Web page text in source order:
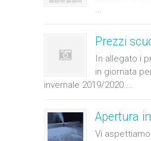
...
Prezzi
In allegato i
in giornata
invernale 2019/2020....
Apertura
Vi